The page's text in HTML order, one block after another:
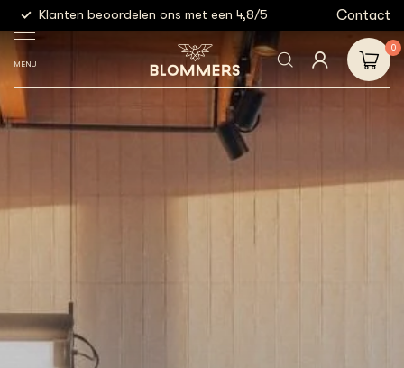
Klanten beoordelen ons met een 4,8/5 Gratis
Contact
MENU
0